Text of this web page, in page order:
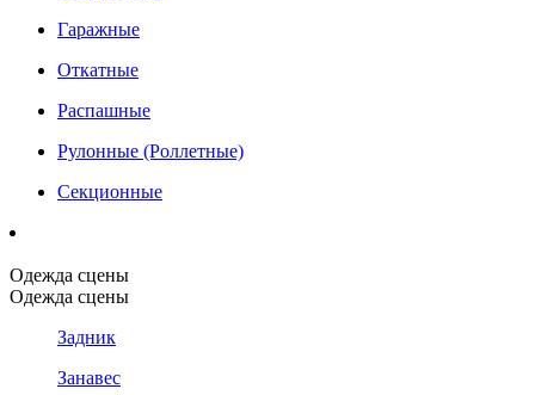
Гаражные
Откатные
Распашные
Рулонные (Роллетные)
Секционные
Одежда сцены
Одежда сцены
Задник
Занавес